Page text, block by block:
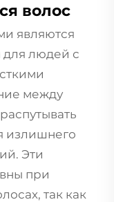
волос
являются
людей с
между
излишнего
Эти
при
так как